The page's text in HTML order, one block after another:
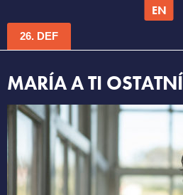
EN
26. DEF
MARÍA A TI OSTATNÍ